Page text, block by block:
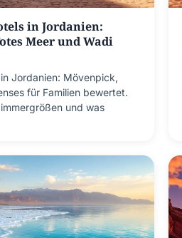
in Jordanien:
Meer und Wadi
Jordanien: Mövenpick,
für Familien bewertet.
und was